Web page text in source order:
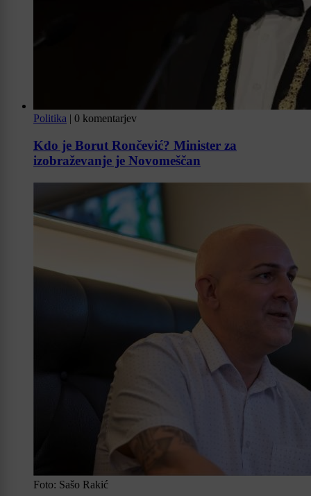
Politika | 0 komentarjev
Kdo je Borut Rončević? Minister za
izobraževanje je Novomeščan
Foto: Sašo Rakić